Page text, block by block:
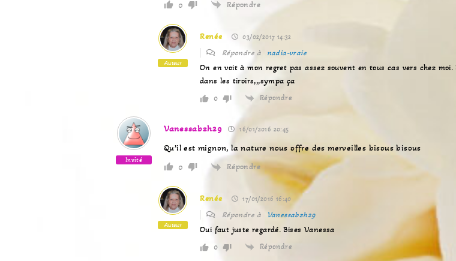
0 Répondre
Auteur
Renée 03/02/2017 14:32
Répondre à nadia-vraie
On en voit à mon regret pas assez souvent en tous cas vers chez
dans les tiroirs,,,sympa ça
0 Répondre
Invité
Vanessabzh29 16/01/2016 20:45
Qu’il est mignon, la nature nous offre des merveilles bisous bisous
0 Répondre
Auteur
Renée 17/01/2016 16:40
Répondre à Vanessabzh29
Oui faut juste regardé. Bises Vanessa
0 Répondre